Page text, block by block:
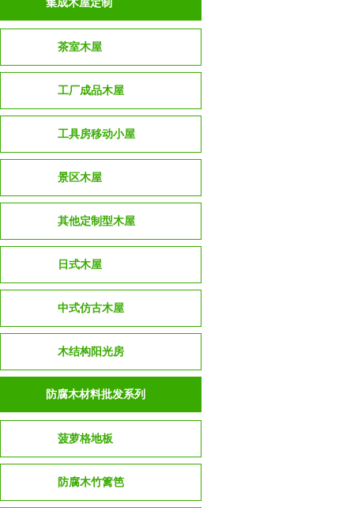
茶室木屋
工厂成品木屋
工具房移动小屋
景区木屋
其他定制型木屋
日式木屋
中式仿古木屋
木结构阳光房
防腐木材料批发系列
菠萝格地板
防腐木竹篱笆